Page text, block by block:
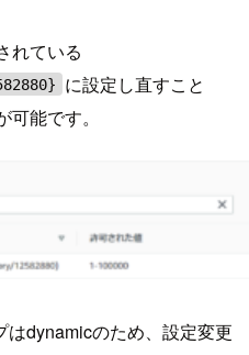
れている
に設定し直すこと
能です。
dynamicのため、設定変更